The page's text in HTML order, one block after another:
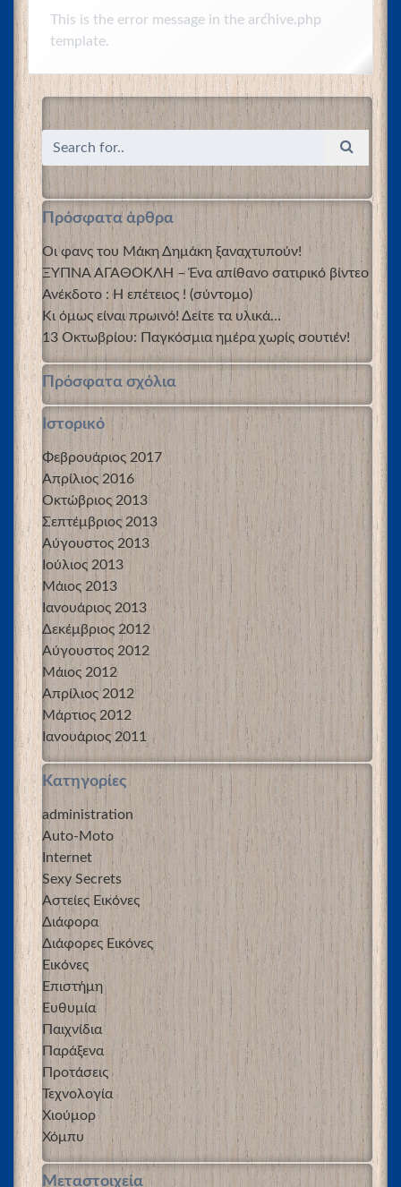
This is the error message in the archive.php
template.
Πρόσφατα άρθρα
Οι φανς του Μάκη Δημάκη ξαναχτυπούν!
ΞΥΠΝΑ ΑΓΑΘΟΚΛΗ – Ένα απίθανο σατιρικό βίντεο
Ανέκδοτο : Η επέτειος ! (σύντομο)
Κι όμως είναι πρωινό! Δείτε τα υλικά…
13 Οκτωβρίου: Παγκόσμια ημέρα χωρίς σουτιέν!
Πρόσφατα σχόλια
Ιστορικό
Φεβρουάριος 2017
Απρίλιος 2016
Οκτώβριος 2013
Σεπτέμβριος 2013
Αύγουστος 2013
Ιούλιος 2013
Μάιος 2013
Ιανουάριος 2013
Δεκέμβριος 2012
Αύγουστος 2012
Μάιος 2012
Απρίλιος 2012
Μάρτιος 2012
Ιανουάριος 2011
Kατηγορίες
administration
Auto-Moto
Internet
Sexy Secrets
Αστείες Εικόνες
Διάφορα
Διάφορες Εικόνες
Εικόνες
Επιστήμη
Ευθυμία
Παιχνίδια
Παράξενα
Προτάσεις
Τεχνολογία
Χιούμορ
Χόμπυ
Μεταστοιχεία